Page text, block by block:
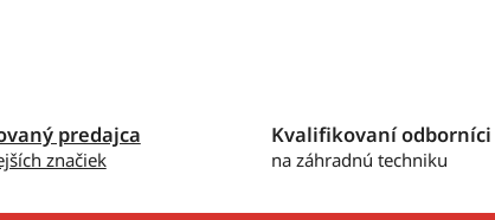
predajca
značiek
Kvalifikovaní odborníci
na záhradnú techniku